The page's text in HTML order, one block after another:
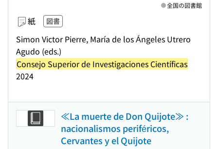
紙 図書
Simon Victor Pierre, María de los Ángeles Utrero
Agudo (eds.)
Consejo Superior de Investigaciones Científicas
2024
全国の図書館
≪La muerte de Don Quijote≫ :
nacionalismos periféricos,
Cervantes y el Quijote